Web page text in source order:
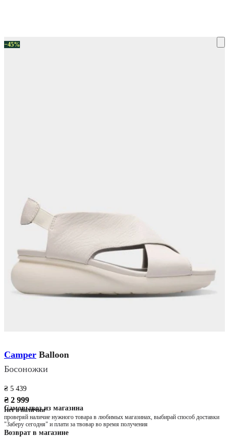
−45%
Camper Balloon
Босоножки
₴ 5 439
₴ 2 999
Нет в наличии
Самовывоз из магазина
проверяй наличие нужного товара в любимых магазинах, выбирай способ доставки
"Заберу сегодня" и плати за твовар во время получения
Возврат в магазине